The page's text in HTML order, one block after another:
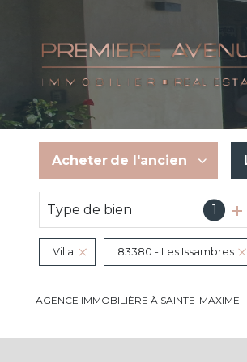
Acheter de l'ancien
De l'ancien
Type de bien 1
Villa 83380 - Les Issambres
AGENCE IMMOBILIÈRE À SAINTE-MAXIME